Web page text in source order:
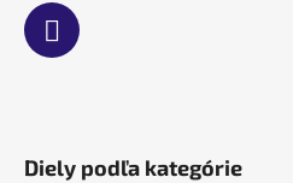
Diely podľa kategórie